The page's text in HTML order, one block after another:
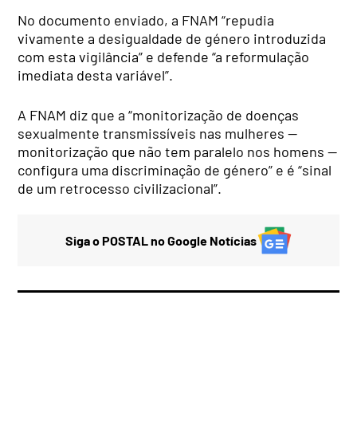
No documento enviado, a FNAM “repudia
vivamente a desigualdade de género introduzida
com esta vigilância” e defende “a reformulação
imediata desta variável”.
A FNAM diz que a “monitorização de doenças
sexualmente transmissíveis nas mulheres —
monitorização que não tem paralelo nos homens —
configura uma discriminação de género” e é “sinal
de um retrocesso civilizacional”.
Siga o POSTAL no Google Notícias